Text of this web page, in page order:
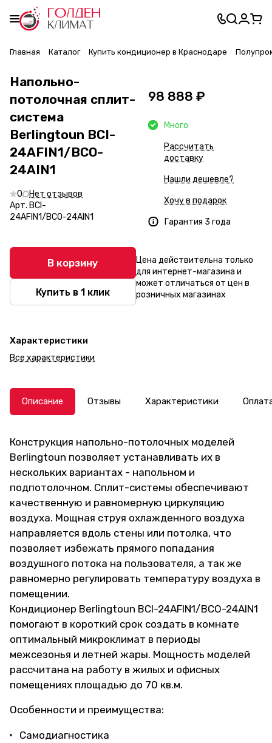
Главная Каталог Купить кондиционер в Краснодаре
Напольно-
потолочная сплит-
система
Berlingtoun BCI-
24AFIN1/BCO-
24AIN1
0
Нет отзывов
Арт. BCI-
24AFIN1/BCO-24AIN1
В корзину
Купить в 1 клик
Характеристики
Все характеристики
98 888 ₽
Много
Рассчитать
доставку
Нашли дешевле?
Хочу в подарок
Гарантия 3 года
Цена действительна только
для интернет-магазина и
может отличаться от цен в
розничных магазинах
Описание Отзывы Характеристики
Конструкция напольно-потолочных моделей
Berlingtoun позволяет устанавливать их в
нескольких вариантах - напольном и
подпотолочном. Сплит-системы обеспечивают
качественную и равномерную циркуляцию
воздуха. Мощная струя охлажденного воздуха
направляется вдоль стены или потолка, что
позволяет избежать прямого попадания
воздушного потока на пользователя, а так же
равномерно регулировать температуру воздуха в
помещении.
Кондиционер Berlingtoun BCI-24AFIN1/BCO-24AIN1
помогают в короткий срок создать в комнате
оптимальный микроклимат в периоды
межсезонья и летней жары. Мощность моделей
рассчитана на работу в жилых и офисных
помещениях площадью до 70 кв.м.
Особенности и преимущества:
Самодиагностика